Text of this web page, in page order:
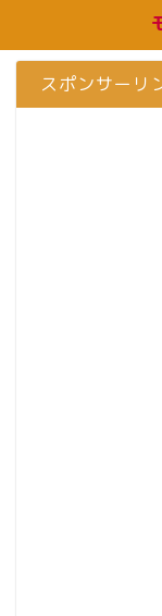
スポンサーリ